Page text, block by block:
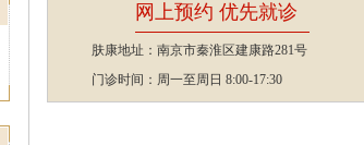
网上预约 优先就诊
肤康地址：南京市秦淮区建康路281号
门诊时间：周一至周日 8:00-17:30